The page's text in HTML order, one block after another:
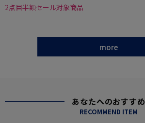
2点目半額セール対象商品
more
あなたへのおすすめ
RECOMMEND ITEM